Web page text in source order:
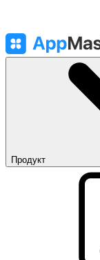
Продукт